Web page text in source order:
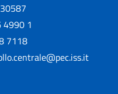
4990 1
7118